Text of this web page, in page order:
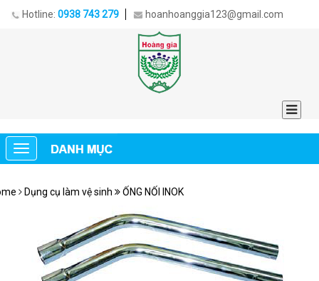
Hotline: 0938 743 279 hoanhoanggia123@gmail.com
Dụng cụ làm vệ sinh ỐNG NỐI INOK